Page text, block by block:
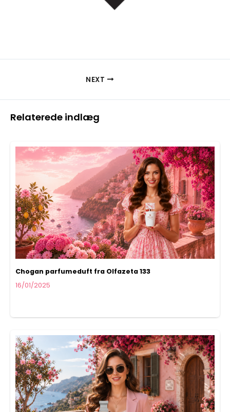
NEXT
Relaterede indlæg
Chogan parfumeduft fra Olfazeta 133
16/01/2025